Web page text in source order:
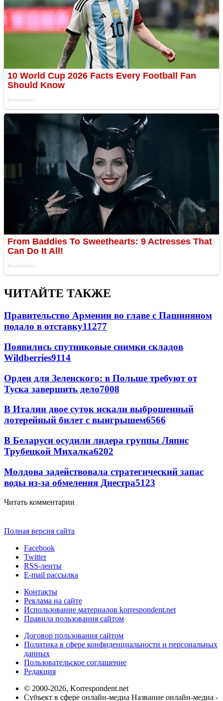
ЧИТАЙТЕ ТАКЖЕ
Правительство Армении во главе с Пашиняном
подало в отставку11277
Появились спутниковые снимки складов
Wildberries9114
Орден для Зеленского: в Польше требуют от
Туска завершить дело7008
В Италии двое суток искали выброшенный
лотерейный билет с выигрышем6566
В Беларуси осудили лидера группы Ляпис
Трубецкой Михалка6202
Молдова задействовала стратегический запас
воды из-за обмеления Днестра5123
Читать комментарии
Полная версия сайта
Facebook
Twitter
RSS-ленты
E-mail рассылка
Контакты
Реклама на сайте
Использование материалов korrespondent.net
Правила пользования сайтом
Договор пользования сайтом
Политика в сфере конфиденциальности и персональных
данных
Пользовательское соглашение
Редакция
© 2000-2026, Korrespondent.net
Субъект в сфере онлайн-медиа Название онлайн-медиа -